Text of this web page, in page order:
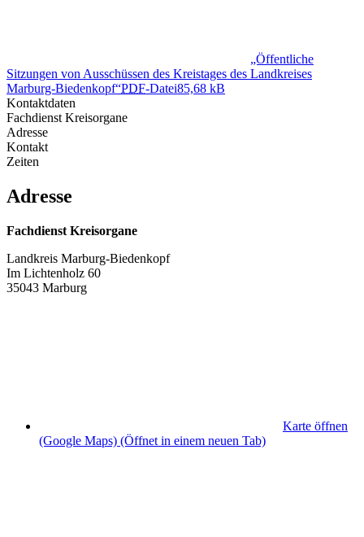
„Öffentliche
Sitzungen von Ausschüssen des Kreistages des Landkreises
Marburg-Biedenkopf“PDF-Datei85,68 kB
Kontaktdaten
Fachdienst Kreisorgane
Adresse
Kontakt
Zeiten
Adresse
Fachdienst Kreisorgane
Landkreis Marburg-Biedenkopf
Im Lichtenholz 60
35043 Marburg
Karte öffnen
(Google Maps) (Öffnet in einem neuen Tab)